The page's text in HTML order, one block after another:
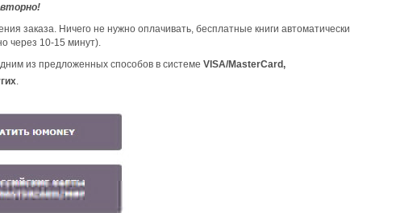
заказа. Ничего не нужно оплачивать, бесплатные книги автоматически
через 10-15 минут).
из предложенных способов в системе VISA/MasterCard,
.